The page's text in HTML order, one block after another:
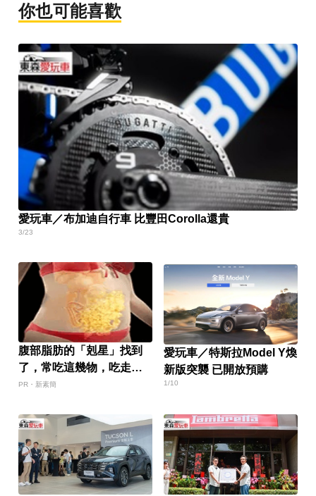
你也可能喜歡
愛玩車／布加迪自行車 比豐田Corolla還貴
3/23
腹部脂肪的「剋星」找到
了，常吃這幾物，吃走大
肚囊，瘦出小蠻腰
PR・新素簡
愛玩車／特斯拉Model Y煥
新版突襲 已開放預購
1/10